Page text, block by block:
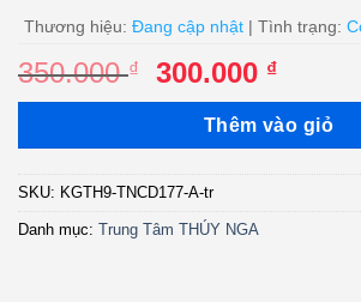
Thương hiệu: Đang cập nhật | Tình trạng:
350.000₫
Giá
gốc
350.000 ₫.
300.000 ₫Giá
hiện
tại
là:
Thêm vào giỏ
SKU: KGTH9-TNCD177-A-tr
Danh mục: Trung Tâm THÚY NGA